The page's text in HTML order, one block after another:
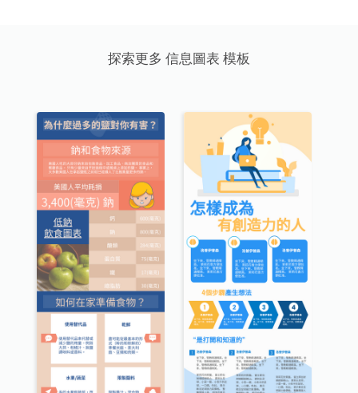
探索更多 信息圖表 模板